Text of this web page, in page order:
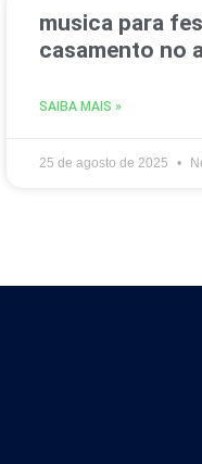
musica para
casamento no
SAIBA MAIS »
25 de agosto de 2025